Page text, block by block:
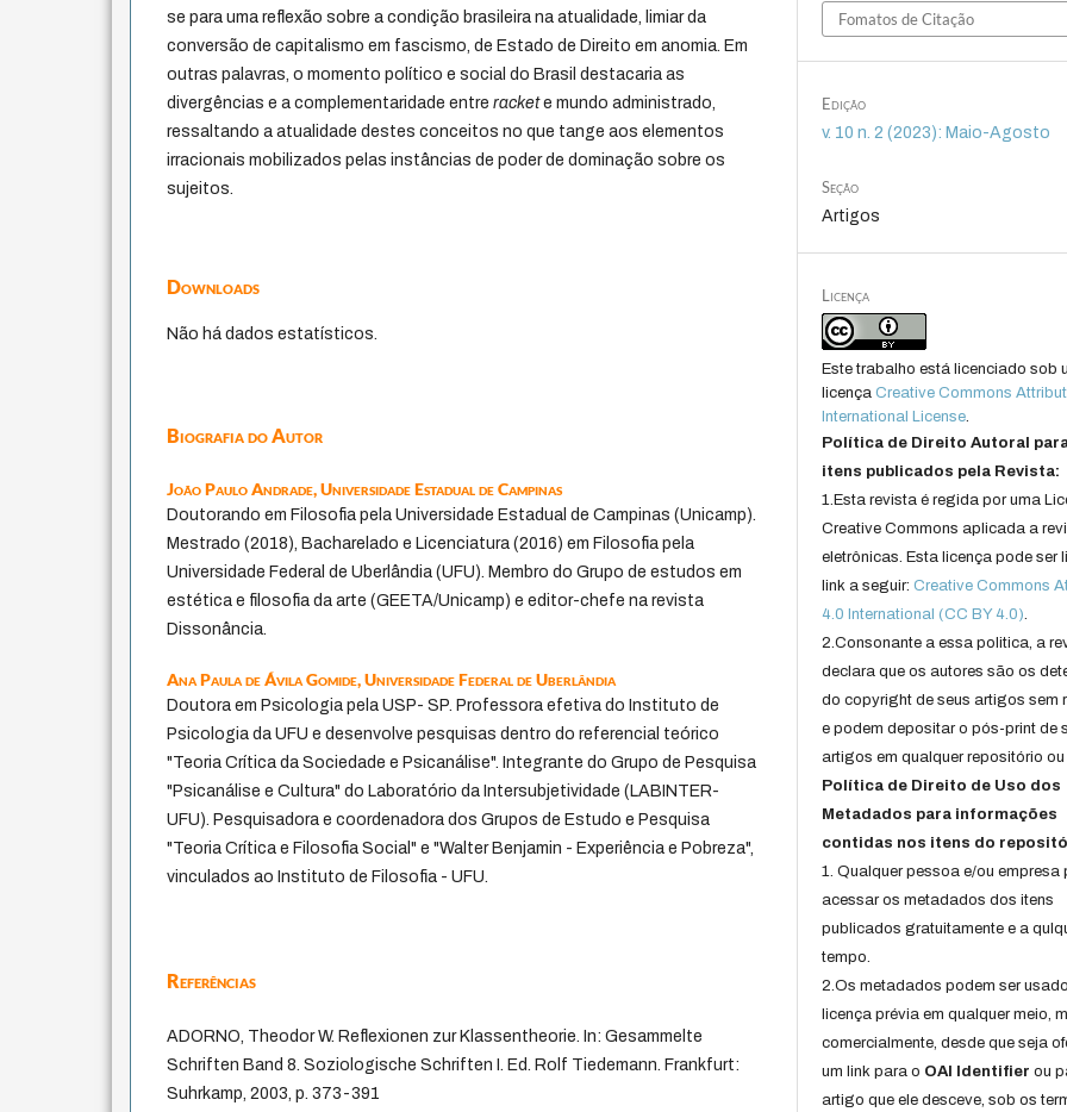
se para uma reflexão sobre a condição brasileira na atualidade, limiar da
conversão de capitalismo em fascismo, de Estado de Direito em anomia. Em
outras palavras, o momento político e social do Brasil destacaria as
divergências e a complementaridade entrerackete mundo administrado,
ressaltando a atualidade destes conceitos no que tange aos elementos
irracionais mobilizados pelas instâncias de poder de dominação sobre os
sujeitos.
Downloads
Não há dados estatísticos.
Biografia do Autor
João Paulo Andrade,Universidade Estadual de Campinas
Doutorando em Filosofia pela Universidade Estadual de Campinas (Unicamp).
Mestrado (2018), Bacharelado e Licenciatura (2016) em Filosofia pela
Universidade Federal de Uberlândia (UFU). Membro do Grupo de estudos em
estética e filosofia da arte (GEETA/Unicamp) e editor-chefe na revista
Dissonância.
Ana Paula de Ávila Gomide,Universidade Federal de Uberlândia
Doutora em Psicologia pela USP- SP. Professora efetiva do Instituto de
Psicologia da UFU e desenvolve pesquisas dentro do referencial teórico
"Teoria Crítica da Sociedade e Psicanálise". Integrante do Grupo de Pesquisa
"Psicanálise e Cultura" do Laboratório da Intersubjetividade (LABINTER-
UFU). Pesquisadora e coordenadora dos Grupos de Estudo e Pesquisa
"Teoria Crítica e Filosofia Social" e "Walter Benjamin - Experiência e Pobreza",
vinculados ao Instituto de Filosofia - UFU.
Referências
ADORNO, Theodor W. Reflexionen zur Klassentheorie. In: Gesammelte
Schriften Band 8. Soziologische Schriften I. Ed. Rolf Tiedemann. Frankfurt:
Suhrkamp, 2003, p. 373-391
Fomatos de Citação
Edição
v. 10 n. 2 (2023): Maio-Agosto
Seção
Artigos
Licença
Este trabalho está licenciado sob
licençaCreative Commons
International License.
Política de Direito Autoral
itens publicados pela Revista:
1.Esta revista é regida por uma
Creative Commons aplicada a
eletrônicas. Esta licença pode ser
link a seguir:Creative Commons
4.0 International (CC BY 4.0).
2.Consonante a essa politica, a
declara que os autores são os
do copyright de seus artigos sem
e podem depositar o pós-print de
artigos em qualquer repositório ou
Política de Direito de Uso dos
Metadados para informações
contidas nos itens do
1. Qualquer pessoa e/ou empresa
acessar os metadados dos itens
publicados gratuitamente e a
tempo.
2.Os metadados podem ser
licença prévia em qualquer meio,
comercialmente, desde que seja
um link para o OAI Identifier ou
artigo que ele desceve, sob os